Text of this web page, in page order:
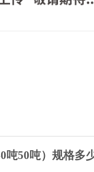
吨50吨）规格多